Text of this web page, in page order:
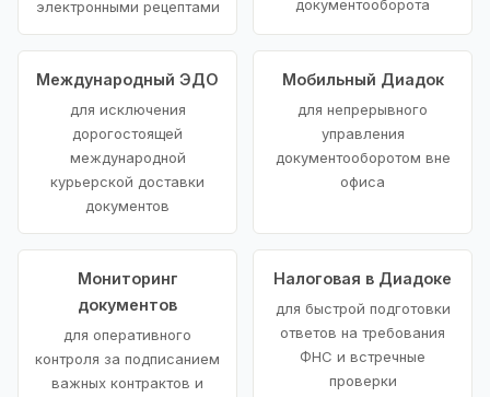
электронными рецептами
документооборота
Международный ЭДО
для исключения
дорогостоящей
международной
курьерской доставки
документов
Мобильный Диадок
для непрерывного
управления
документооборотом вне
офиса
Мониторинг
документов
для оперативного
контроля за подписанием
важных контрактов и
Налоговая в Диадоке
для быстрой подготовки
ответов на требования
ФНС и встречные
проверки